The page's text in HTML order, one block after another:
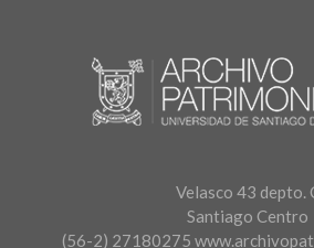
Velasco 43 depto.
Santiago Centro
(56-2) 27180275